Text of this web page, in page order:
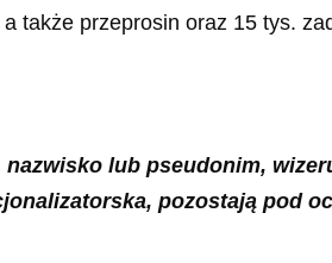
także przeprosin oraz 15 tys.
lub pseudonim,
pozostają pod